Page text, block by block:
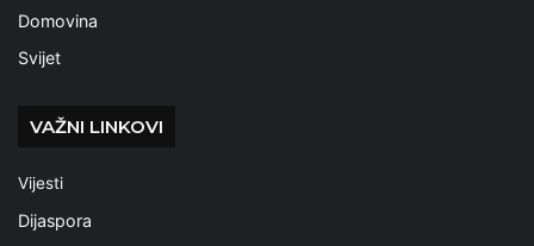
Domovina
Svijet
VAŽNI LINKOVI
Vijesti
Dijaspora